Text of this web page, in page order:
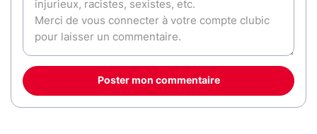
Poster mon commentaire